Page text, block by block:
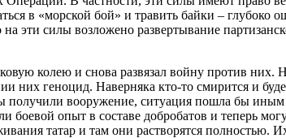
в «морской бой» и травить байки –
на эти силы возложено развертывание
колею и снова развязал войну против
них геноцид. Наверняка кто-то смирится и
получили вооружение, ситуация пошла бы
боевой опыт в составе добробатов и теперь
татар и там они растворятся полностью.